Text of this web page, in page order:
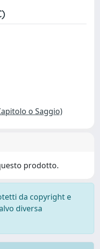
o Saggio)
prodotto.
da copyright e
diversa